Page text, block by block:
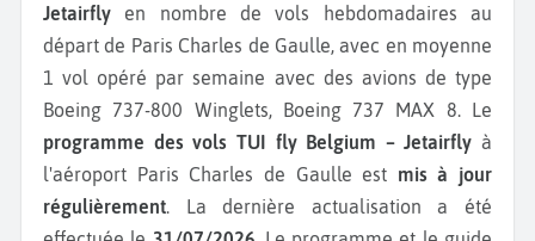
Jetairfly en nombre de vols hebdomadaires au
départ de Paris Charles de Gaulle, avec en moyenne
1 vol opéré par semaine avec des avions de type
Boeing 737-800 Winglets, Boeing 737 MAX 8. Le
programme des vols TUI fly Belgium – Jetairfly à
l'aéroport Paris Charles de Gaulle est mis à jour
régulièrement . La dernière actualisation a été